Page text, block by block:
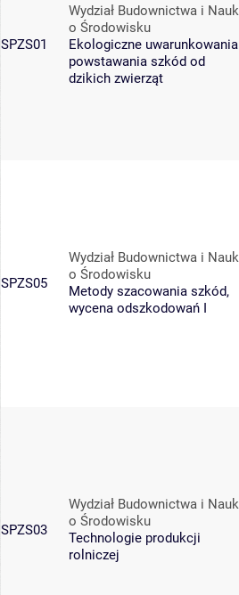
SPZS01
Wydział Budownictwa i Nauk
o Środowisku
Ekologiczne uwarunkowania
powstawania szkód od
dzikich zwierząt
SPZS05
Wydział Budownictwa i Nauk
o Środowisku
Metody szacowania szkód,
wycena odszkodowań I
SPZS03
Wydział Budownictwa i Nauk
o Środowisku
Technologie produkcji
rolniczej